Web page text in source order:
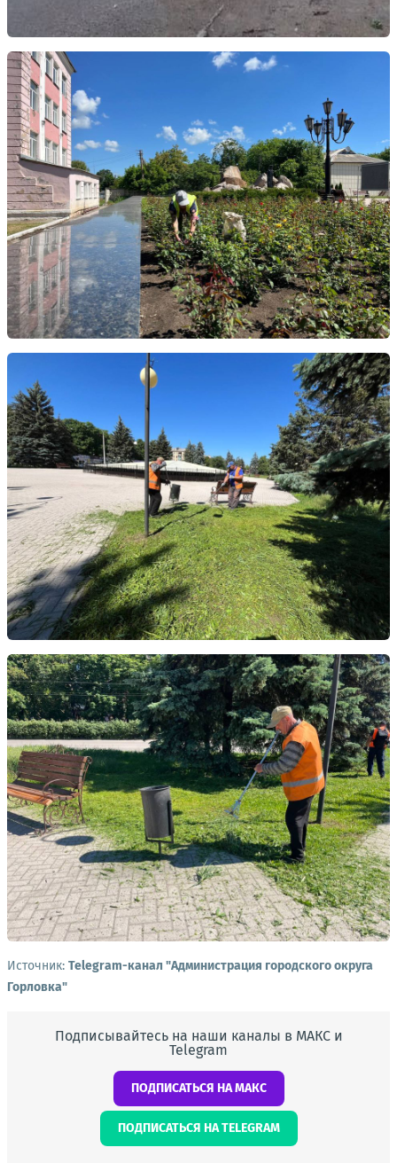
Источник: Telegram-канал "Администрация городского округа
Горловка"
Подписывайтесь на наши каналы в МАКС и
Telegram
ПОДПИСАТЬСЯ НА МАКС
ПОДПИСАТЬСЯ НА TELEGRAM